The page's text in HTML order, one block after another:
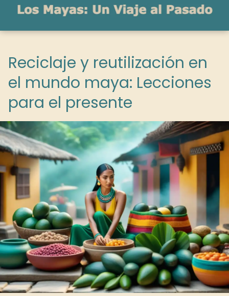
Reciclaje y reutilización en
el mundo maya: Lecciones
para el presente